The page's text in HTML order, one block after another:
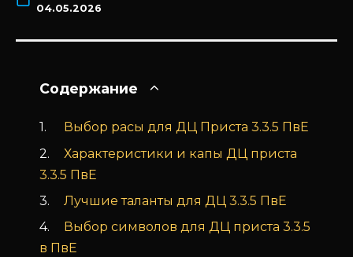
04.05.2026
Содержание
Выбор расы для ДЦ Приста 3.3.5 ПвЕ
Характеристики и капы ДЦ приста
3.3.5 ПвЕ
Лучшие таланты для ДЦ 3.3.5 ПвЕ
Выбор символов для ДЦ приста 3.3.5
в ПвЕ